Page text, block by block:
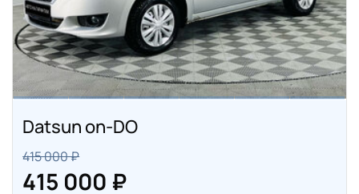
Datsun on-DO
415 000 ₽
415 000 ₽